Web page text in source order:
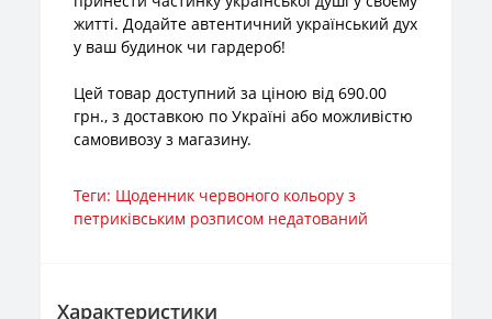
житті. Додайте автентичний український дух
у ваш будинок чи гардероб!
Цей товар доступний за ціною від 690.00
грн., з доставкою по Україні або можливістю
самовивозу з магазину.
Теги: Щоденник червоного кольору з
петриківським розписом недатований
Характеристики